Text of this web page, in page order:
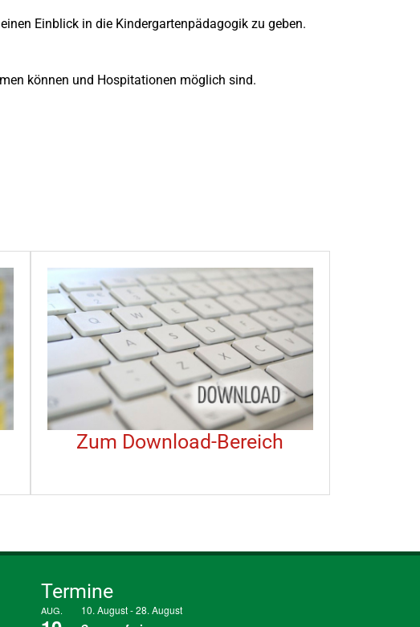
Einblick in die Kindergartenpädagogik zu geben.
können und Hospitationen möglich sind.
Zum Download-Bereich
Termine
AUG. 10. August-28. August